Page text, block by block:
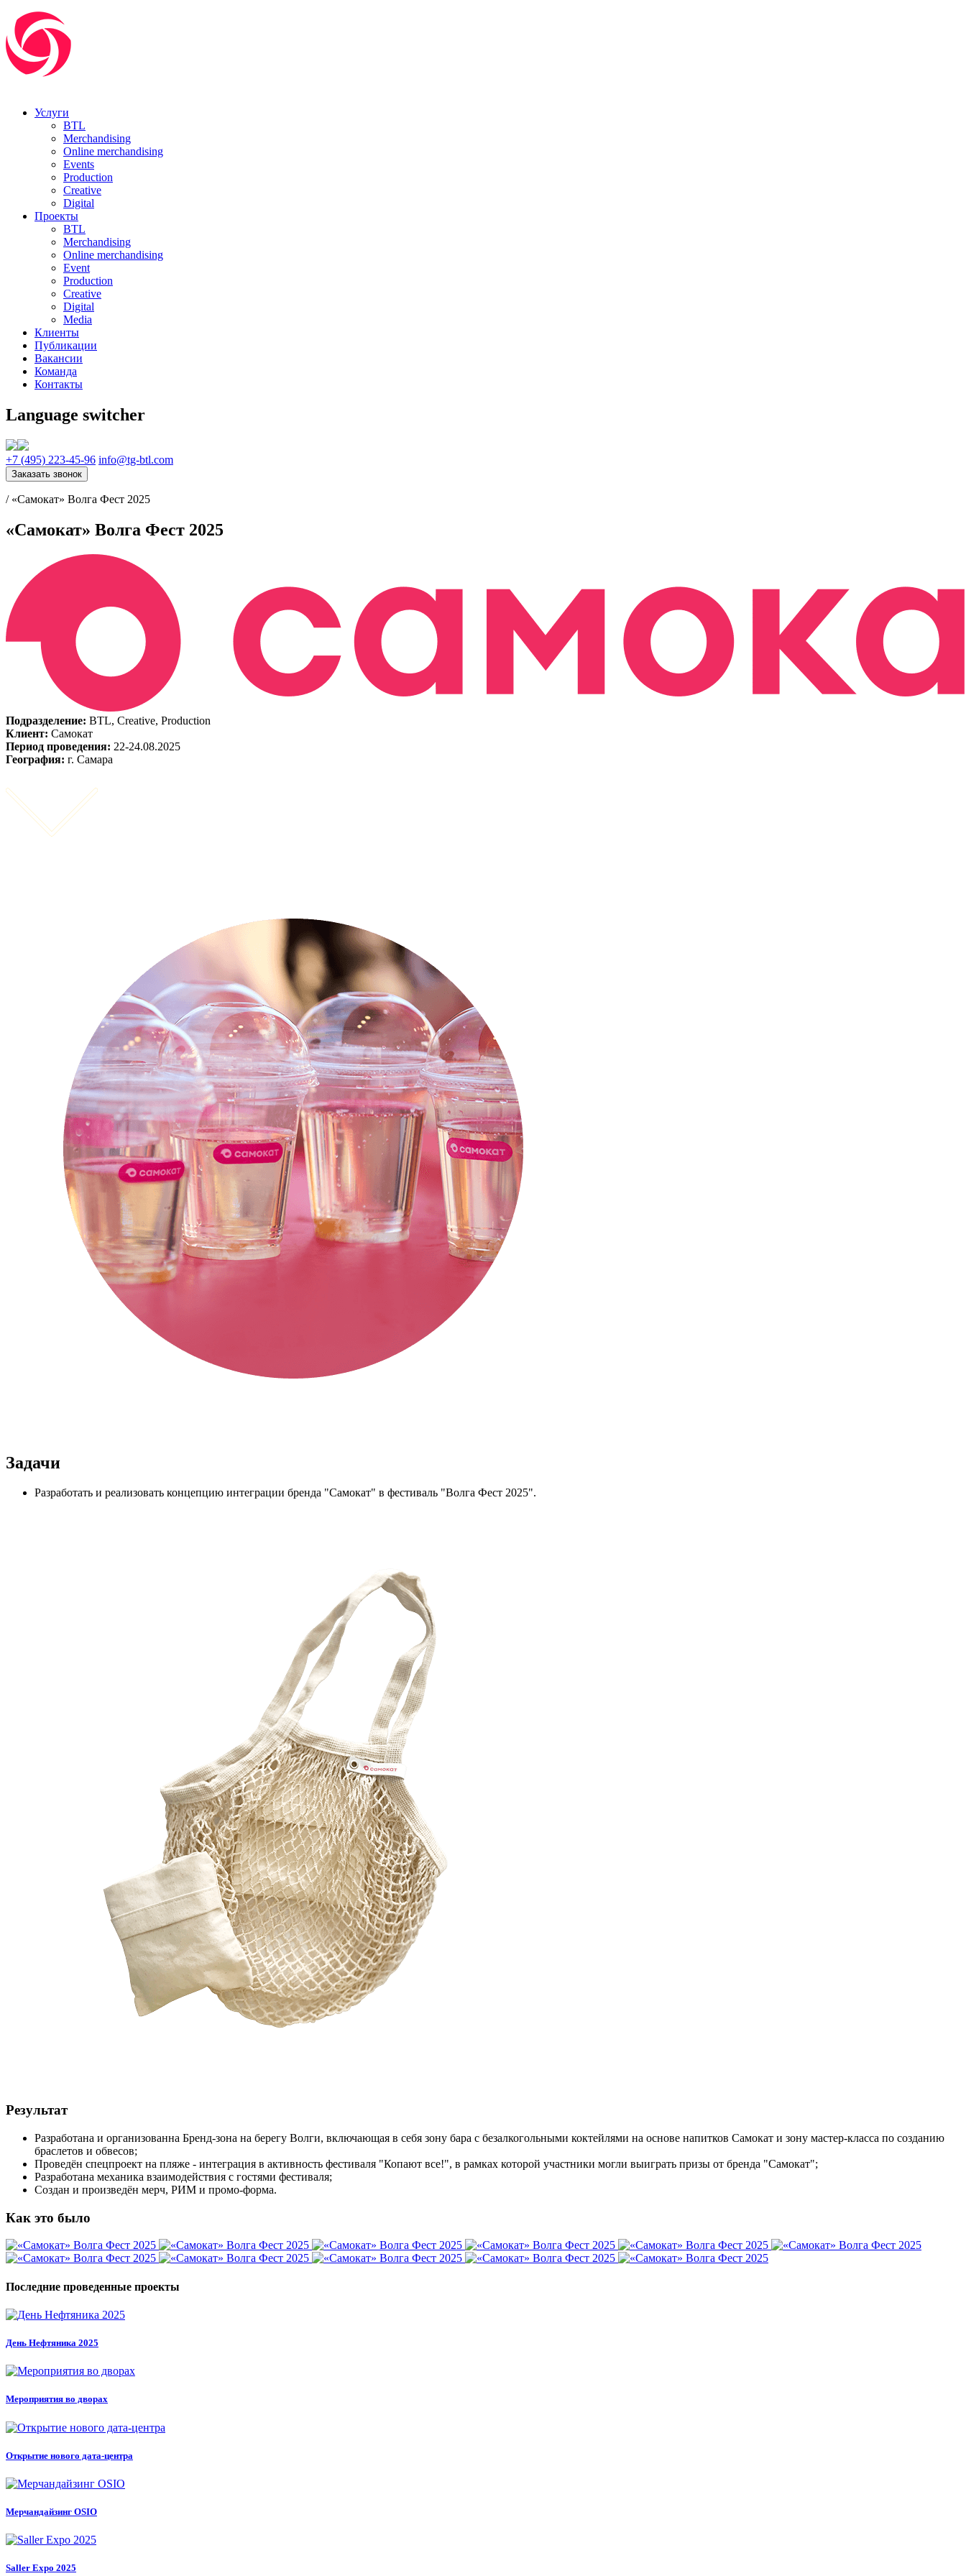
Услуги
BTL
Merchandising
Online merchandising
Events
Production
Creative
Digital
Проекты
BTL
Merchandising
Online merchandising
Event
Production
Creative
Digital
Media
Клиенты
Публикации
Вакансии
Команда
Контакты
Language switcher
+7 (495) 223-45-96 info@tg-btl.com
Заказать звонок
/ «Самокат» Волга Фест 2025
«Самокат» Волга Фест 2025
Подразделение: BTL, Creative, Production
Клиент: Самокат
Период проведения: 22-24.08.2025
География: г. Самара
Задачи
Разработать и реализовать концепцию интеграции бренда "Самокат" в фестиваль "Волга Фест 2025".
Результат
Разработана и организованна Бренд-зона на берегу Волги, включающая в себя зону бара с безалкогольными коктейлями на основе напитков Самокат и зону мастер-класса по созданию
браслетов и обвесов;
Проведён спецпроект на пляже - интеграция в активность фестиваля "Копают все!", в рамках которой участники могли выиграть призы от бренда "Самокат";
Разработана механика взаимодействия с гостями фестиваля;
Создан и произведён мерч, РИМ и промо-форма.
Как это было
Последние проведенные проекты
День Нефтяника 2025
Мероприятия во дворах
Открытие нового дата-центра
Мерчандайзинг OSIO
Saller Expo 2025